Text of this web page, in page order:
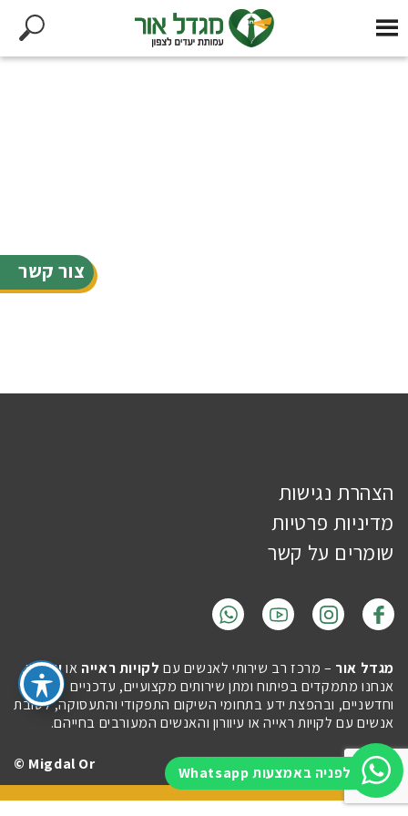
צור קשר
לפניה באמצעות Whatsapp
הצהרת נגישות
מדיניות פרטיות
שומרים על קשר
מגדל אור – מרכז רב שירותי לאנשים עם לקויות ראייה אועיוורון.
אנחנו מתמקדים בפיתוח ומתן שירותים מקצועיים, עדכניים
וחדשניים, ובהפצת ידע בתחומי השיקום התפקודי והתעסוקה, לטובת
אנשים עם לקויות ראייה או עיוורון והאנשים המעורבים בחייהם.
Imaginet
Migdal Or ©